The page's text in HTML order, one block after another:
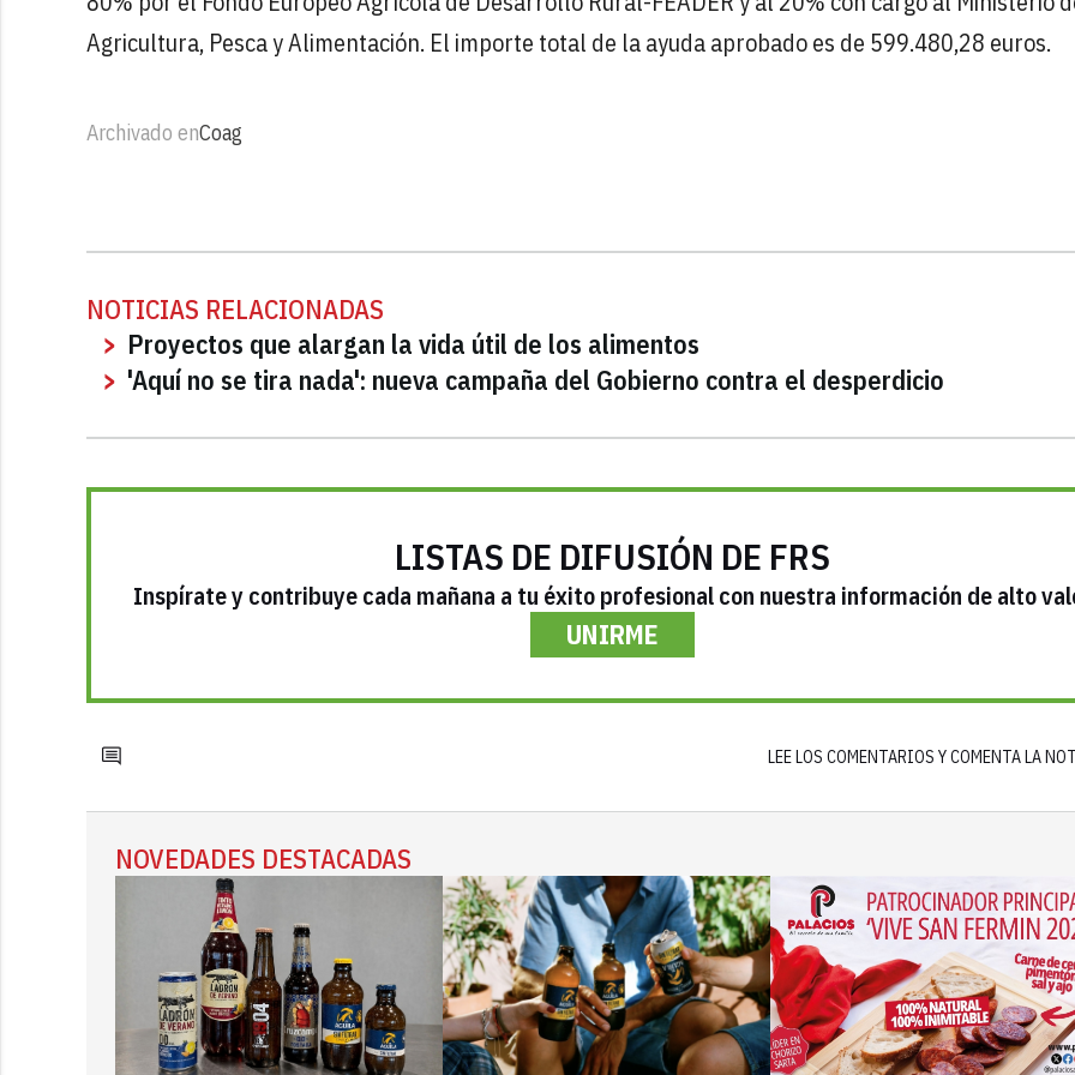
Agricultura, Pesca y Alimentación. El importe total de la ayuda aprobado es de 599.480,28 euros.
Archivado enCoag
NOTICIAS RELACIONADAS
Proyectos que alargan la vida útil de los alimentos
'Aquí no se tira nada': nueva campaña del Gobierno contra el desperdicio
LISTAS DE DIFUSIÓN DE FRS
Inspírate y contribuye cada mañana a tu éxito profesional con nuestra información de alto
UNIRME
LEE LOS COMENTARIOS Y COMENTA LA
NOVEDADES DESTACADAS